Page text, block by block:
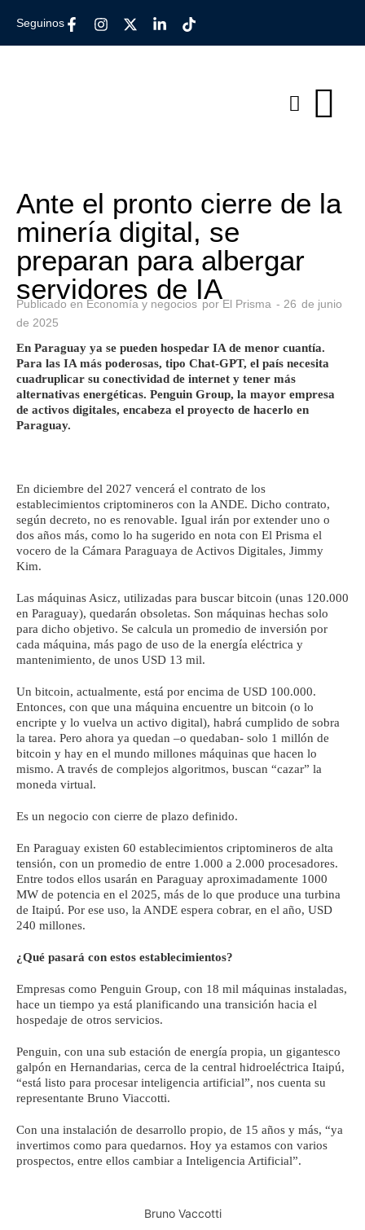
Seguinos
Ante el pronto cierre de la
minería digital, se
preparan para albergar
servidores de IA
Publicado en Economía y negocios por El Prisma - 26 de junio
de 2025
En Paraguay ya se pueden hospedar IA de menor cuantía.
Para las IA más poderosas, tipo Chat-GPT, el país necesita
cuadruplicar su conectividad de internet y tener más
alternativas energéticas. Penguin Group, la mayor empresa
de activos digitales, encabeza el proyecto de hacerlo en
Paraguay.
En diciembre del 2027 vencerá el contrato de los
establecimientos criptomineros con la ANDE. Dicho contrato,
según decreto, no es renovable. Igual irán por extender uno o
dos años más, como lo ha sugerido en nota con El Prisma el
vocero de la Cámara Paraguaya de Activos Digitales, Jimmy
Kim.
Las máquinas Asicz, utilizadas para buscar bitcoin (unas 120.000
en Paraguay), quedarán obsoletas. Son máquinas hechas solo
para dicho objetivo. Se calcula un promedio de inversión por
cada máquina, más pago de uso de la energía eléctrica y
mantenimiento, de unos USD 13 mil.
Un bitcoin, actualmente, está por encima de USD 100.000.
Entonces, con que una máquina encuentre un bitcoin (o lo
encripte y lo vuelva un activo digital), habrá cumplido de sobra
la tarea. Pero ahora ya quedan –o quedaban- solo 1 millón de
bitcoin y hay en el mundo millones máquinas que hacen lo
mismo. A través de complejos algoritmos, buscan “cazar” la
moneda virtual.
Es un negocio con cierre de plazo definido.
En Paraguay existen 60 establecimientos criptomineros de alta
tensión, con un promedio de entre 1.000 a 2.000 procesadores.
Entre todos ellos usarán en Paraguay aproximadamente 1000
MW de potencia en el 2025, más de lo que produce una turbina
de Itaipú. Por ese uso, la ANDE espera cobrar, en el año, USD
240 millones.
¿Qué pasará con estos establecimientos?
Empresas como Penguin Group, con 18 mil máquinas instaladas,
hace un tiempo ya está planificando una transición hacia el
hospedaje de otros servicios.
Penguin, con una sub estación de energía propia, un gigantesco
galpón en Hernandarias, cerca de la central hidroeléctrica Itaipú,
“está listo para procesar inteligencia artificial”, nos cuenta su
representante Bruno Viaccotti.
Con una instalación de desarrollo propio, de 15 años y más, “ya
invertimos como para quedarnos. Hoy ya estamos con varios
prospectos, entre ellos cambiar a Inteligencia Artificial”.
Bruno Vaccotti